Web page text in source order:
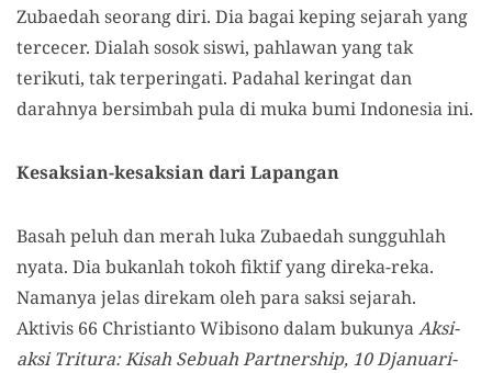
Zubaedah seorang diri. Dia bagai keping sejarah yang
tercecer. Dialah sosok siswi, pahlawan yang tak
terikuti, tak terperingati. Padahal keringat dan
darahnya bersimbah pula di muka bumi Indonesia ini.
Kesaksian-kesaksian dari Lapangan
Basah peluh dan merah luka Zubaedah sungguhlah
nyata. Dia bukanlah tokoh fiktif yang direka-reka.
Namanya jelas direkam oleh para saksi sejarah.
Aktivis 66 Christianto Wibisono dalam bukunyaAksi-
aksi Tritura: Kisah Sebuah Partnership, 10 Djanuari-